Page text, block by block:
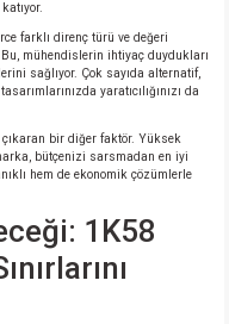
farklı direnç türü ve değeri
mühendislerin ihtiyaç duydukları
sağlıyor. Çok sayıda alternatif,
yaratıcılığınızı da
çıkaran bir diğer faktör. Yüksek
bütçenizi sarsmadan en iyi
hem de ekonomik çözümlerle
1K58